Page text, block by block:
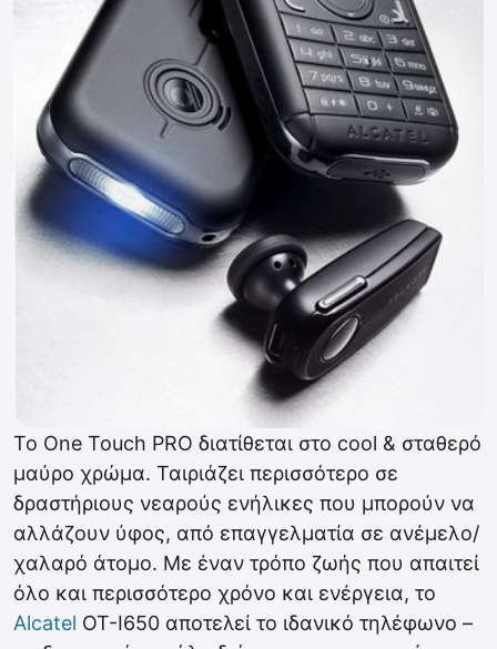
Το One Touch PRO διατίθεται στο cool & σταθερό
μαύρο χρώμα. Ταιριάζει περισσότερο σε
δραστήριους νεαρούς ενήλικες που μπορούν να
αλλάζουν ύφος, από επαγγελματία σε ανέμελο/
χαλαρό άτομο. Με έναν τρόπο ζωής που απαιτεί
όλο και περισσότερο χρόνο και ενέργεια, το
Alcatel OT-I650 αποτελεί το ιδανικό τηλέφωνο –